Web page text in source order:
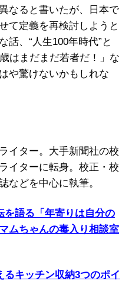
なると書いたが、日本で
て定義を再検討しようと
話、“人生100年時代”と
はまだまだ若者だ！」な
や驚けないかもしれな
イター。大手新聞社の校
イターに転身。校正・ 校
などを中心に執筆。
を語る「年寄りは自分の
ムちゃんの毒入り相談室
キッチン収納3つのポイ